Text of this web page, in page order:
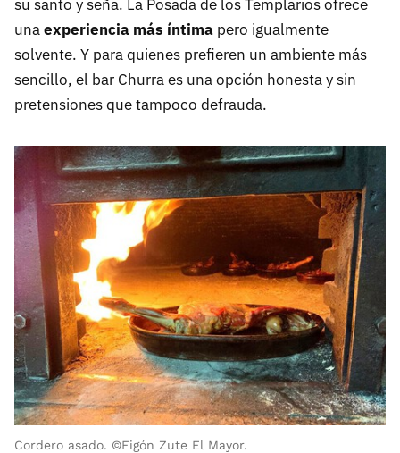
su santo y seña. La Posada de los Templarios ofrece
unaexperiencia más íntima pero igualmente
solvente. Y para quienes prefieren un ambiente más
sencillo, el bar Churra es una opción honesta y sin
pretensiones que tampoco defrauda.
Cordero asado. ©Figón Zute El Mayor.